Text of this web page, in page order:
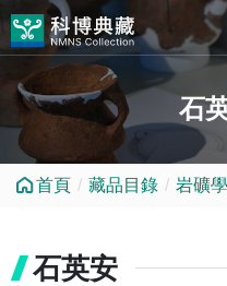
跳到中央內容區塊
石
首頁 藏品目錄 岩礦
石英安